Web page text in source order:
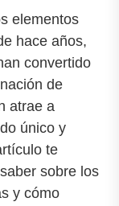
elementos
hace años,
convertido
de
atrae a
único y
te
sobre los
y cómo